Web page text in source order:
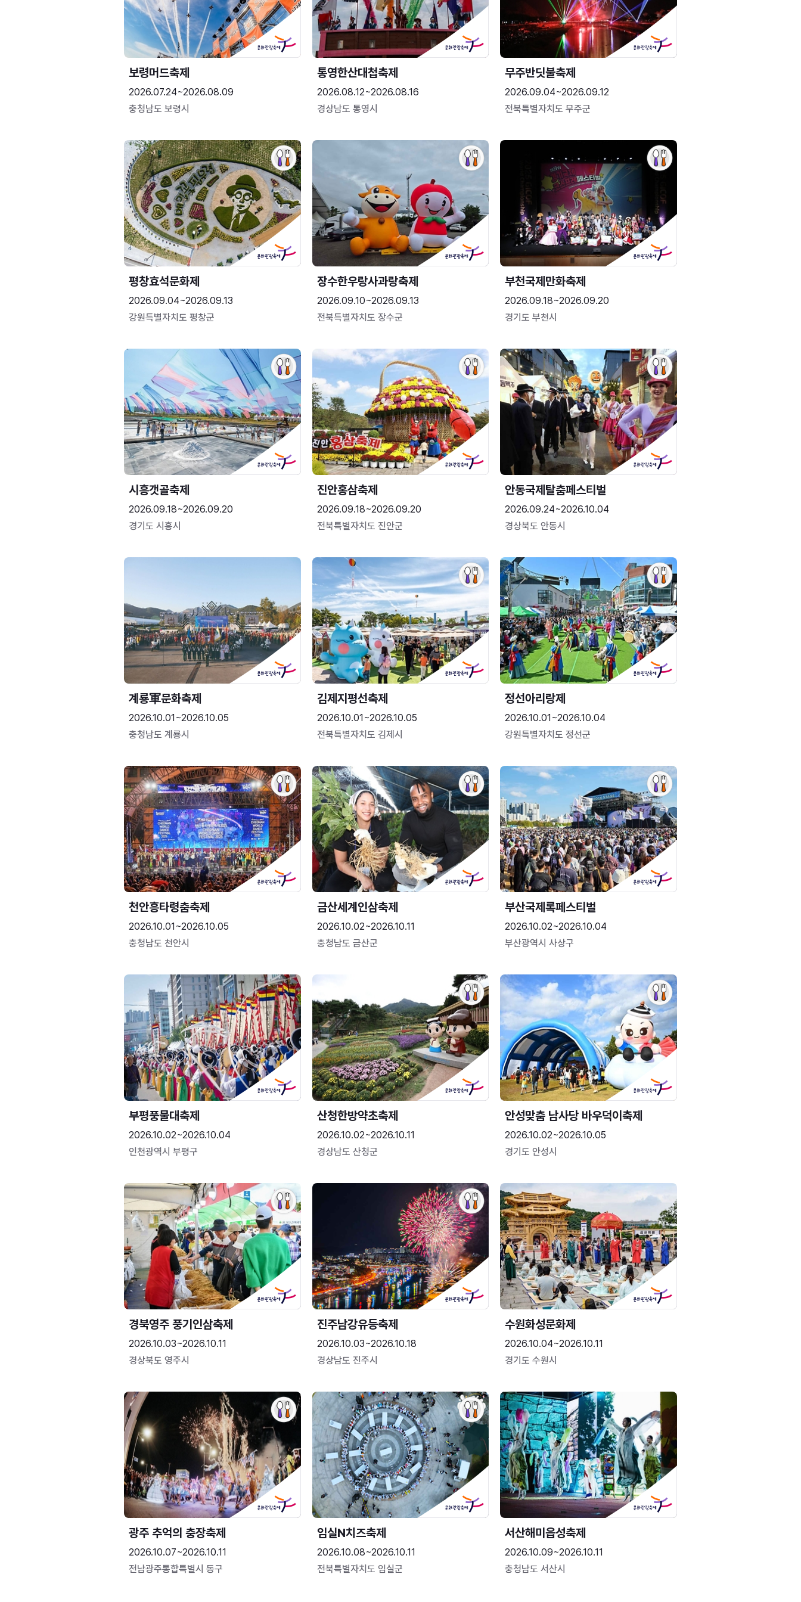
보령머드축제
2026.07.24~2026.08.09
충청남도 보령시
통영한산대첩축제
2026.08.12~2026.08.16
경상남도 통영시
무주반딧불축제
2026.09.04~2026.09.12
전북특별자치도 무주군
평창효석문화제
2026.09.04~2026.09.13
강원특별자치도 평창군
장수한우랑사과랑축제
2026.09.10~2026.09.13
전북특별자치도 장수군
부천국제만화축제
2026.09.18~2026.09.20
경기도 부천시
시흥갯골축제
2026.09.18~2026.09.20
경기도 시흥시
진안홍삼축제
2026.09.18~2026.09.20
전북특별자치도 진안군
안동국제탈춤페스티벌
2026.09.24~2026.10.04
경상북도 안동시
2026.10.01~2026.10.05
충청남도 계룡시
김제지평선축제
2026.10.01~2026.10.05
전북특별자치도 김제시
정선아리랑제
2026.10.01~2026.10.04
강원특별자치도 정선군
천안흥타령춤축제
2026.10.01~2026.10.05
충청남도 천안시
금산세계인삼축제
2026.10.02~2026.10.11
충청남도 금산군
부산국제록페스티벌
2026.10.02~2026.10.04
부산광역시 사상구
부평풍물대축제
2026.10.02~2026.10.04
인천광역시 부평구
산청한방약초축제
2026.10.02~2026.10.11
경상남도 산청군
안성맞춤 남사당 바우덕이축제
2026.10.02~2026.10.05
경기도 안성시
경북영주 풍기인삼축제
2026.10.03~2026.10.11
경상북도 영주시
진주남강유등축제
2026.10.03~2026.10.18
경상남도 진주시
수원화성문화제
2026.10.04~2026.10.11
경기도 수원시
광주 추억의 충장축제
2026.10.07~2026.10.11
전남광주통합특별시 동구
임실N치즈축제
2026.10.08~2026.10.11
전북특별자치도 임실군
서산해미읍성축제
2026.10.09~2026.10.11
충청남도 서산시